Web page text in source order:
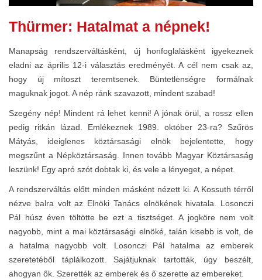
Thürmer: Hatalmat a népnek!
Manapság rendszerváltásként, új honfoglalásként igyekeznek
eladni az április 12-i választás eredményét. A cél nem csak az,
hogy új mítoszt teremtsenek. Büntetlenségre formálnak
maguknak jogot. A nép ránk szavazott, mindent szabad!
Szegény nép! Mindent rá lehet kenni! A jónak örül, a rossz ellen
pedig ritkán lázad. Emlékeznek 1989. október 23-ra? Szűrös
Mátyás, ideiglenes köztársasági elnök bejelentette, hogy
megszűnt a Népköztársaság. Innen tovább Magyar Köztársaság
leszünk! Egy apró szót dobtak ki, és vele a lényeget, a népet.
A rendszerváltás előtt minden másként nézett ki. A Kossuth térről
nézve balra volt az Elnöki Tanács elnökének hivatala. Losonczi
Pál húsz éven töltötte be ezt a tisztséget. A jogköre nem volt
nagyobb, mint a mai köztársasági elnöké, talán kisebb is volt, de
a hatalma nagyobb volt. Losonczi Pál hatalma az emberek
szeretetéből táplálkozott. Sajátjuknak tartották, úgy beszélt,
ahogyan ők. Szerették az emberek és ő szerette az embereket.